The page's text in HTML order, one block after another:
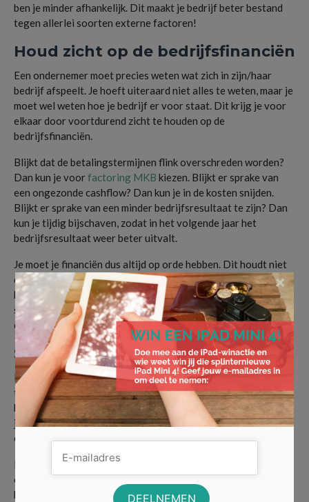
ben je minder afhankelijk. Dit maakt je bedrijf beter bestand
tegen allerlei soorten externe factoren!
Houd zicht op de bedrijfsfinanciën
Een ondernemer moet precies weten wat zich in zijn/haar
bedrijf afspeelt. Je hoeft uiteraard niet alles te weten, maar je
moet wel weten hoe je bedrijf er voor staat. Dit krijg je voor
elkaar door voortdurend zicht te houden op de
bedrijfsfinanciën.
Blijkt dat de betalingstermijnen flink overschreden worden?
Dan kun je voorfactoring MKB kiezen. Blijkt er sprake van
een ongezonde cashflow? Dan kun je in de kosten snijden.
Blijkt er sprake van een minder bedrijfsresultaat te zijn? Dan
kun je tijdig bijschaven, zodat in het volgende jaar het
bedrijfsresultaat weer beter uitvalt.
Je moet je financiën dus altijd op orde hebben. Dit houdt niet
direct in dat je elk jaar een recordwinst moet behalen. Dit
houdt wel in dat je exact moet weten hoe je bedrijf ervoor
staat. Dit stelt je in staat om tijdig in te grijpen, bijvoorbeeld
door met eenfactoring bedrijfsamen te gaan werken.
Stel ontwikkeling centraal
Een van de voornaamste externe factoren is de opkomst van
technologieën. Onder meer AI heeft de potentie om een
bedrijf compleet uit te roeien. Of overbodig te maken. Dit zou
je op voorhand al moeten zien te voorkomen. Hoe? Door
ontwikkeling centraal te stellen.
Dit heeft op je eigen ontwikkeling betrekking, maar ook op de
ontwikkeling van je personeel. Laat een afdeling zich
bijvoorbeeld op AI storten. Mogelijk wordt hiermee een
×